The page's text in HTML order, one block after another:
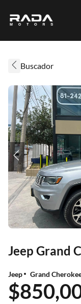
Buscador
Jeep Grand
Jeep Grand